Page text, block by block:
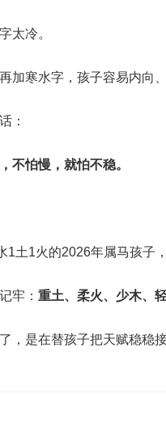
太冷。
加寒水字，孩子容易内向
：
不怕慢，就怕不稳。
1土1火的2026年属马孩子
牢： 重土、柔火、少木、
，是在替孩子把天赋稳稳